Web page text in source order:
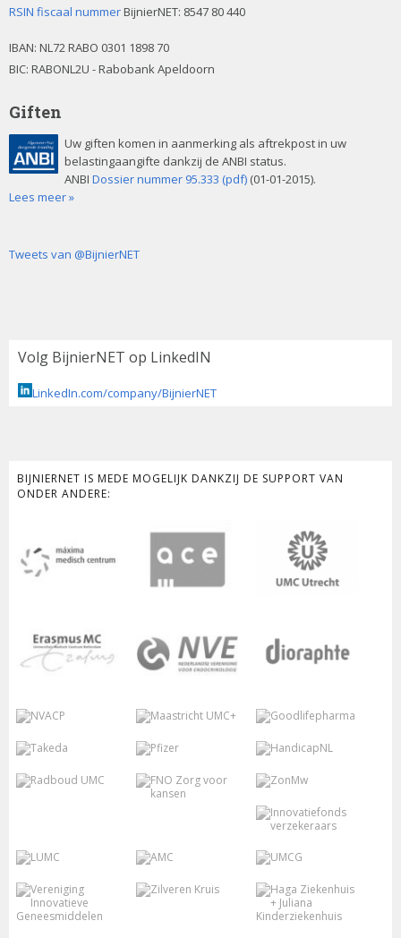
RSIN fiscaal nummerBijnierNET: 8547 80 440
IBAN: NL72 RABO 0301 1898 70
BIC: RABONL2U - Rabobank Apeldoorn
Giften
Uw giften komen in aanmerking als aftrekpost in uw
belastingaangifte dankzij de ANBI status.
ANBI Dossier nummer 95.333 (pdf) (01-01-2015).
Lees meer »
Tweets van @BijnierNET
Volg BijnierNET op LinkedIN
LinkedIn.com/company/BijnierNET
BIJNIERNET IS MEDE MOGELIJK DANKZIJ DE SUPPORT VAN
ONDER ANDERE: